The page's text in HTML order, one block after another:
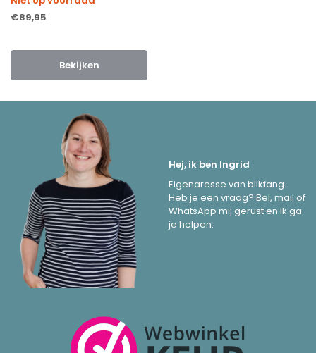
€89,95
Bekijken
Hej, ik ben Ingrid
Eigenaresse van blikfang.
Heb je een vraag? Bel, mail of
WhatsApp mij gerust en ik ga
je helpen.